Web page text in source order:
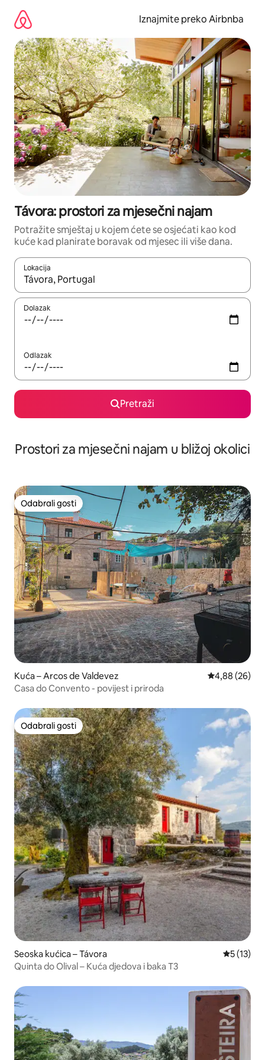
sadržaj
Iznajmite preko Airbnba
Távora: prostori za mjesečni najam
Potražite smještaj u kojem ćete se osjećati kao kod
kuće kad planirate boravak od mjesec ili više dana.
Lokacija
Kada budu dostupni rezultati, moći ćete ih pregledati
Dolazak
Odlazak
Pretraži
Prostori za mjesečni najam u bližoj okolici
Odabrali gosti
Odabrali gosti
Kuća – Arcos de Valdevez Prosječna
4,88 (26)
Casa do Convento - povijest i priroda
Odabrali gosti
Odabrali gosti
Seoska kućica – Távora Prosječna
5 (13)
Quinta do Olival – Kuća djedova i baka T3